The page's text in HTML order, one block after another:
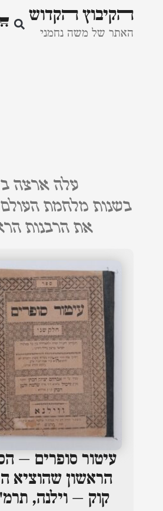
ﬣקיבוץ ﬣקדוש
האתר של משה נחמני
עלה ארצה בשנת תרס"ד (1904) וכיהן כרבה של
את הרבנות
עיטור סופרים –
הראשון שהוציא
קוק – וילנה,